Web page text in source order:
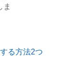
ま
る方法2つ